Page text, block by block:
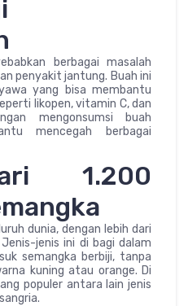
berbagai masalah
penyakit jantung. Buah ini
yang bisa membantu
likopen, vitamin C, dan
mengonsumsi buah
mencegah berbagai
1.200
dunia, dengan lebih dari
jenis ini di bagi dalam
semangka berbiji, tanpa
kuning atau orange. Di
populer antara lain jenis